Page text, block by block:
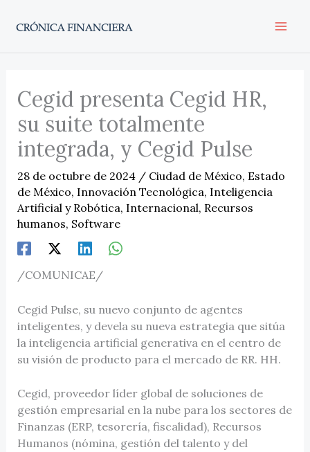
Cegid presenta Cegid HR,
su suite totalmente
integrada, y Cegid Pulse
28 de octubre de 2024 / Ciudad de México, Estado
de México, Innovación Tecnológica, Inteligencia
Artificial y Robótica, Internacional, Recursos
humanos, Software
/COMUNICAE/
Cegid Pulse, su nuevo conjunto de agentes
inteligentes, y devela su nueva estrategia que sitúa
la inteligencia artificial generativa en el centro de
su visión de producto para el mercado de RR. HH.
Cegid, proveedor líder global de soluciones de
gestión empresarial en la nube para los sectores de
Finanzas (ERP, tesorería, fiscalidad), Recursos
Humanos (nómina, gestión del talento y del